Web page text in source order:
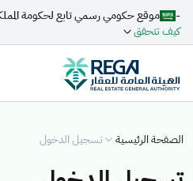
-
موقع حكومي رسمي تابع لحكومة
كيف تتحقق
الصفحة الرئيسية تسجيل الدخول